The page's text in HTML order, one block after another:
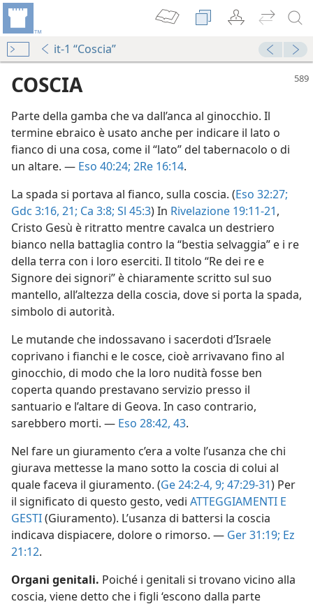
it-1 “Coscia”
1965
COSCIA
Parte della gamba che va dall’anca al ginocchio. Il
termine ebraico è usato anche per indicare il lato o
fianco di una cosa, come il “lato” del tabernacolo o di
un altare. — Eso 40:24; 2Re 16:14.
La spada si portava al fianco, sulla coscia. (Eso 32:27;
Gdc 3:16, 21; Ca 3:8; Sl 45:3) In Rivelazione 19:11-21,
Cristo Gesù è ritratto mentre cavalca un destriero
bianco nella battaglia contro la “bestia selvaggia” e i re
della terra con i loro eserciti. Il titolo “Re dei re e
Signore dei signori” è chiaramente scritto sul suo
mantello, all’altezza della coscia, dove si porta la spada,
simbolo di autorità.
Le mutande che indossavano i sacerdoti d’Israele
coprivano i fianchi e le cosce, cioè arrivavano fino al
ginocchio, di modo che la loro nudità fosse ben
coperta quando prestavano servizio presso il
santuario e l’altare di Geova. In caso contrario,
sarebbero morti. — Eso 28:42, 43.
Nel fare un giuramento c’era a volte l’usanza che chi
giurava mettesse la mano sotto la coscia di colui al
quale faceva il giuramento. (Ge 24:2-4, 9; 47:29-31) Per
il significato di questo gesto, vedi ATTEGGIAMENTI E
GESTI(Giuramento). L’usanza di battersi la coscia
indicava dispiacere, dolore o rimorso. — Ger 31:19; Ez
21:12.
Organi genitali. Poiché i genitali si trovano vicino alla
coscia, viene detto che i figli ‘escono dalla parte